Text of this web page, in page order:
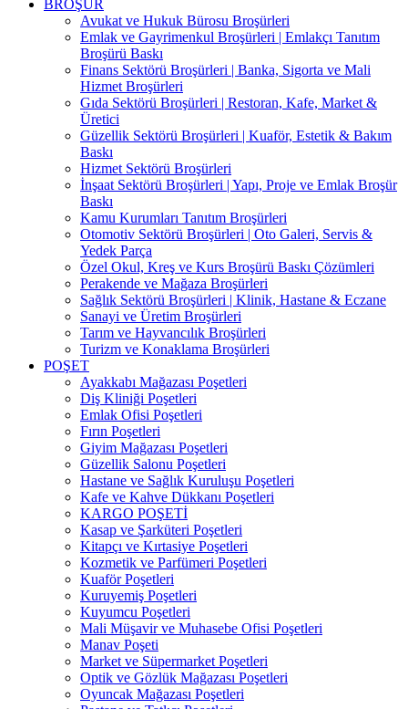
BROŞÜR
Avukat ve Hukuk Bürosu Broşürleri
Emlak ve Gayrimenkul Broşürleri | Emlakçı Tanıtım
Broşürü Baskı
Finans Sektörü Broşürleri | Banka, Sigorta ve Mali
Hizmet Broşürleri
Gıda Sektörü Broşürleri | Restoran, Kafe, Market &
Üretici
Güzellik Sektörü Broşürleri | Kuaför, Estetik & Bakım
Baskı
Hizmet Sektörü Broşürleri
İnşaat Sektörü Broşürleri | Yapı, Proje ve Emlak Broşür
Baskı
Kamu Kurumları Tanıtım Broşürleri
Otomotiv Sektörü Broşürleri | Oto Galeri, Servis &
Yedek Parça
Özel Okul, Kreş ve Kurs Broşürü Baskı Çözümleri
Perakende ve Mağaza Broşürleri
Sağlık Sektörü Broşürleri | Klinik, Hastane & Eczane
Sanayi ve Üretim Broşürleri
Tarım ve Hayvancılık Broşürleri
Turizm ve Konaklama Broşürleri
POŞET
Ayakkabı Mağazası Poşetleri
Diş Kliniği Poşetleri
Emlak Ofisi Poşetleri
Fırın Poşetleri
Giyim Mağazası Poşetleri
Güzellik Salonu Poşetleri
Hastane ve Sağlık Kuruluşu Poşetleri
Kafe ve Kahve Dükkanı Poşetleri
KARGO POŞETİ
Kasap ve Şarküteri Poşetleri
Kitapçı ve Kırtasiye Poşetleri
Kozmetik ve Parfümeri Poşetleri
Kuaför Poşetleri
Kuruyemiş Poşetleri
Kuyumcu Poşetleri
Mali Müşavir ve Muhasebe Ofisi Poşetleri
Manav Poşeti
Market ve Süpermarket Poşetleri
Optik ve Gözlük Mağazası Poşetleri
Oyuncak Mağazası Poşetleri